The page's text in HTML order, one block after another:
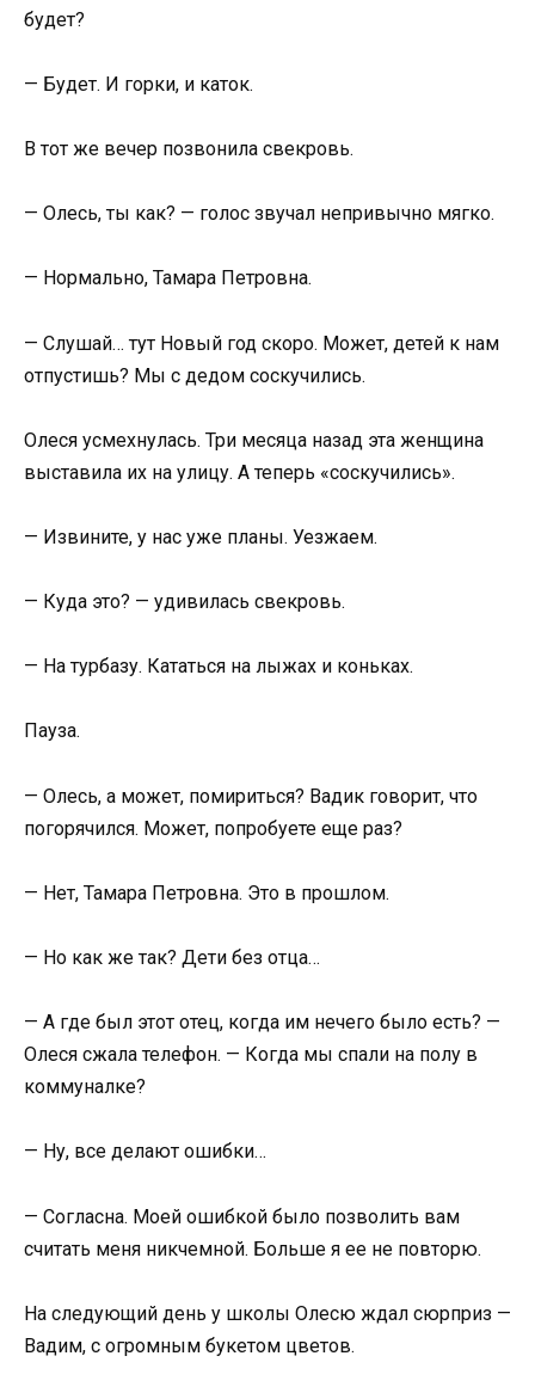
будет?
— Будет. И горки, и каток.
В тот же вечер позвонила свекровь.
— Олесь, ты как? — голос звучал непривычно мягко.
— Нормально, Тамара Петровна.
— Слушай… тут Новый год скоро. Может, детей к нам
отпустишь? Мы с дедом соскучились.
Олеся усмехнулась. Три месяца назад эта женщина
выставила их на улицу. А теперь «соскучились».
— Извините, у нас уже планы. Уезжаем.
— Куда это? — удивилась свекровь.
— На турбазу. Кататься на лыжах и коньках.
Пауза.
— Олесь, а может, помириться? Вадик говорит, что
погорячился. Может, попробуете еще раз?
— Нет, Тамара Петровна. Это в прошлом.
— Но как же так? Дети без отца…
— А где был этот отец, когда им нечего было есть? —
Олеся сжала телефон. — Когда мы спали на полу в
коммуналке?
— Ну, все делают ошибки…
— Согласна. Моей ошибкой было позволить вам
считать меня никчемной. Больше я ее не повторю.
На следующий день у школы Олесю ждал сюрприз —
Вадим, с огромным букетом цветов.